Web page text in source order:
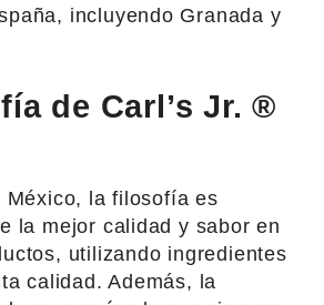
incluyendo Granada y
de Carl’s Jr. ®
México, la filosofía es
la mejor calidad y sabor en
utilizando ingredientes
calidad. Además, la